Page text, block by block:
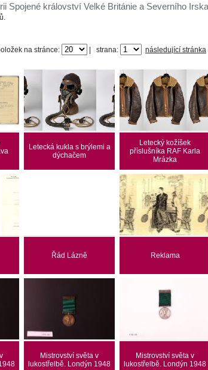
Spojené království Velké Británie a Severního Irska
na stránce: strana: následující stránka
Letecká kukla s brýlemi a
dýchačem
Letecký kožíšek
příslušníka RAF Karla
Mrázka
Řád Lázně Reklama
Mistrovství světa v
lukostřelbě. Londýn 1948
Mistrovství světa v
lukostřelbě. Londýn 1948